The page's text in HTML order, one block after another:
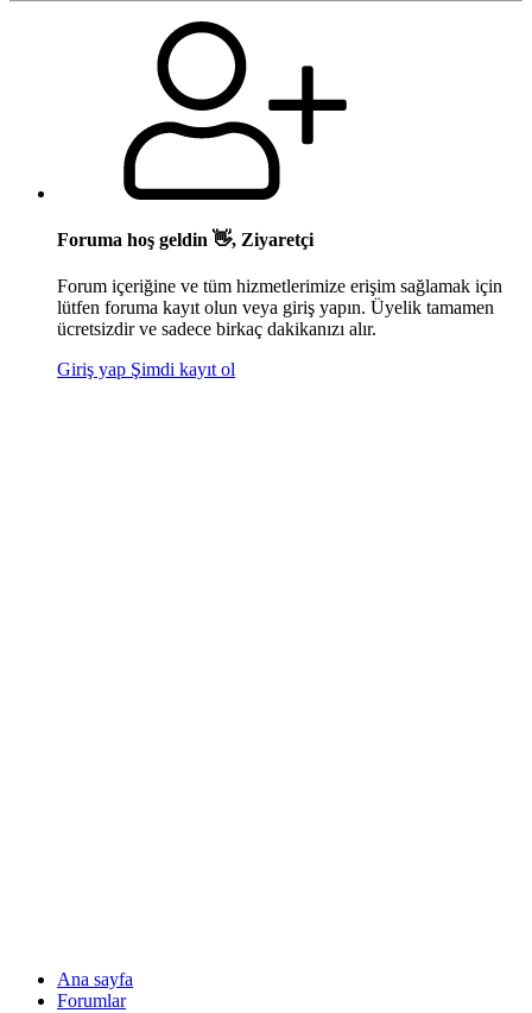
Foruma hoş geldin 👋, Ziyaretçi
Forum içeriğine ve tüm hizmetlerimize erişim sağlamak için
lütfen foruma kayıt olun veya giriş yapın. Üyelik tamamen
ücretsizdir ve sadece birkaç dakikanızı alır.
Giriş yap Şimdi kayıt ol
Ana sayfa
Forumlar